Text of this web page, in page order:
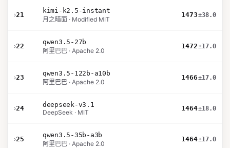
›21
kimi-k2.5-instant
月之暗面 · Modified MIT
1473±38.0
›22
qwen3.5-27b
阿里巴巴 · Apache 2.0
1472±17.0
›23
qwen3.5-122b-a10b
阿里巴巴 · Apache 2.0
1466±17.0
›24
deepseek-v3.1
DeepSeek · MIT
1464±18.0
›25
qwen3.5-35b-a3b
阿里巴巴 · Apache 2.0
1464±17.0